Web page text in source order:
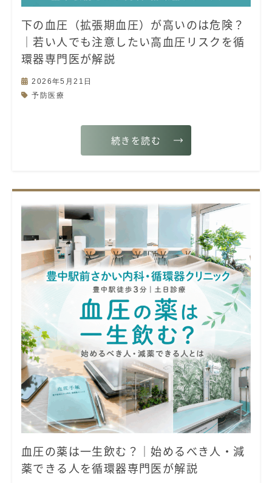
下の血圧（拡張期血圧）が高いのは危険？
｜若い人でも注意したい高血圧リスクを循
環器専門医が解説
2026年5月21日
予防医療
続きを読む
血圧の薬は一生飲む？｜始めるべき人・減
薬できる人を循環器専門医が解説